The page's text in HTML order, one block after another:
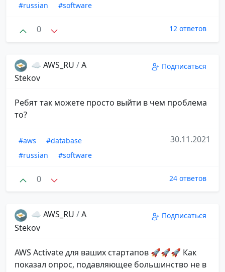
#russian
#software
0 12 ответов
☁️ AWS_RU /A
Stekov
Подписаться
Ребят так можете просто выйти в чем проблема
то?
#aws
#database
#russian
#software
30.11.2021
0 24 ответов
☁️ AWS_RU /A
Stekov
Подписаться
​​AWS Activate для ваших стартапов 🚀🚀🚀 Как
показал опрос, подавляющее большинство не в